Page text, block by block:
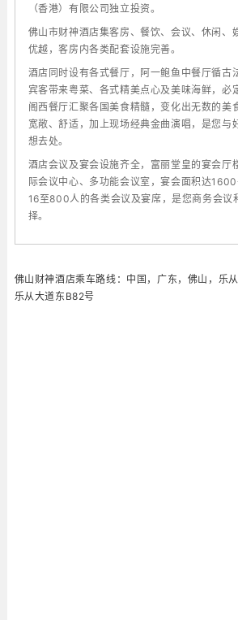
（香港）有限公司独立投资。
佛山市财神酒店集客房、餐饮、会议、休闲、
优越，客房内各类配套设施完善。
酒店同时设有各式餐厅，阿一鲍鱼中餐厅循古
宾客带来粤菜、各式精美点心及美味海鲜，必
阁西餐厅汇聚各国美食精髓，变化出无数的美
宽敞、舒适，加上现场经典金曲演唱，是您与
想去处。
酒店会议及宴会设施齐全，富丽堂皇的宴会厅
际会议中心、多功能会议室，宴会面积达
16至800人的各类会议及宴席，是您商务会议
择。
佛山财神酒店乘车路线：中国，广东，佛山，乐
乐从大道东B82号